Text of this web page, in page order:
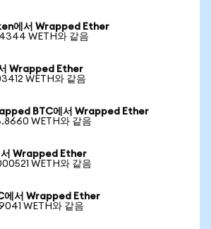
에서 Wrapped Ether
WETH와 같음
Wrapped Ether
WETH와 같음
BTC에서 Wrapped Ether
WETH와 같음
서 Wrapped Ether
WETH와 같음
에서 Wrapped Ether
WETH와 같음